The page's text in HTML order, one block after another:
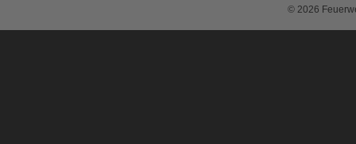
© 2026